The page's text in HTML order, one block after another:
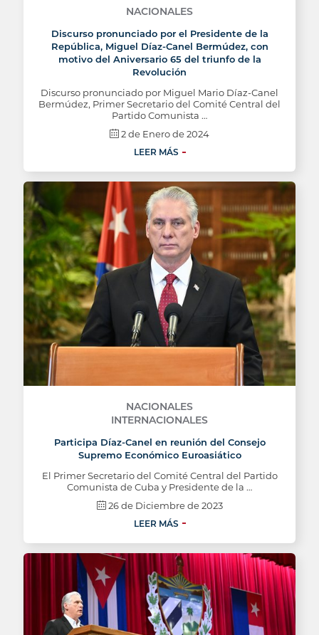
NACIONALES
Discurso pronunciado por el Presidente de la
República, Miguel Díaz-Canel Bermúdez, con
motivo del Aniversario 65 del triunfo de la
Revolución
Discurso pronunciado por Miguel Mario Díaz-Canel
Bermúdez, Primer Secretario del Comité Central del
Partido Comunista …
2 de Enero de 2024
LEER MÁS
NACIONALES
INTERNACIONALES
Participa Díaz-Canel en reunión del Consejo
Supremo Económico Euroasiático
El Primer Secretario del Comité Central del Partido
Comunista de Cuba y Presidente de la …
26 de Diciembre de 2023
LEER MÁS